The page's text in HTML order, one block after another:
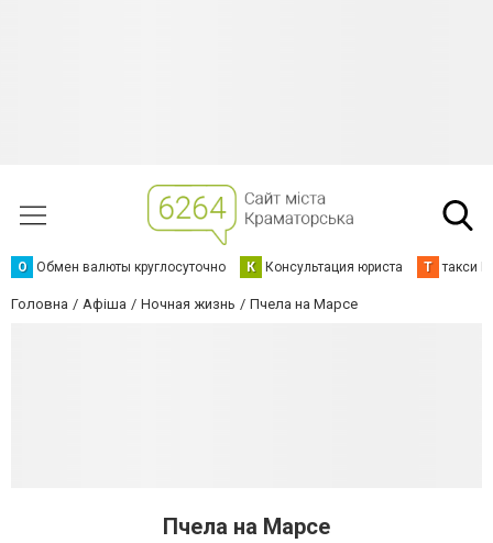
О Обмен валюты круглосуточно К Консультация юриста Т такси
Головна Афіша Ночная жизнь Пчела на Марсе
Пчела на Марсе